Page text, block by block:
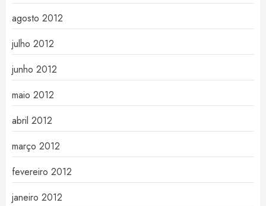
agosto 2012
julho 2012
junho 2012
maio 2012
abril 2012
março 2012
fevereiro 2012
janeiro 2012